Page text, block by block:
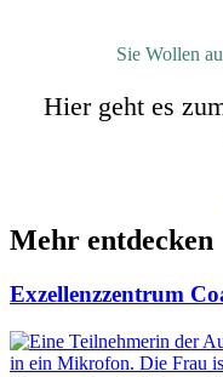
Sie Wollen
Hier geht es
Mehr entdecken
Exzellenzzentrum